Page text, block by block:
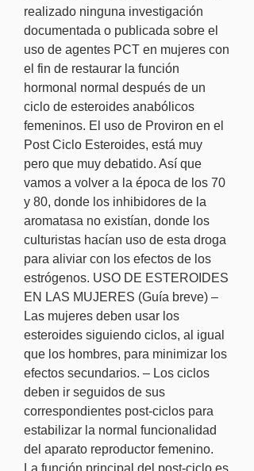
realizado ninguna investigación
documentada o publicada sobre el
uso de agentes PCT en mujeres con
el fin de restaurar la función
hormonal normal después de un
ciclo de esteroides anabólicos
femeninos. El uso de Proviron en el
Post Ciclo Esteroides, está muy
pero que muy debatido. Así que
vamos a volver a la época de los 70
y 80, donde los inhibidores de la
aromatasa no existían, donde los
culturistas hacían uso de esta droga
para aliviar con los efectos de los
estrógenos. USO DE ESTEROIDES
EN LAS MUJERES (Guía breve) –
Las mujeres deben usar los
esteroides siguiendo ciclos, al igual
que los hombres, para minimizar los
efectos secundarios. – Los ciclos
deben ir seguidos de sus
correspondientes post-ciclos para
estabilizar la normal funcionalidad
del aparato reproductor femenino.
La función principal del post-ciclo es